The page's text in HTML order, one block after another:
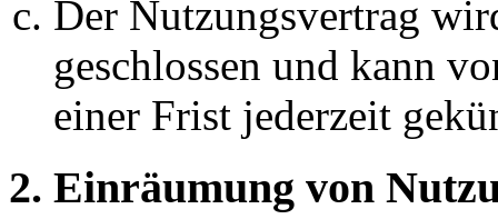
Der Nutzungsvertrag
geschlossen und kann
einer Frist jederzeit
2. Einräumung von